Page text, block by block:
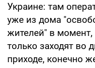
Украине: там
уже из дома
жителей" в момент,
только заходят во
приходе, конечно